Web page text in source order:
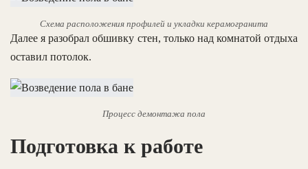
Схема расположения профилей и укладки керамогранита
Далее я разобрал обшивку стен, только над комнатой отдыха
оставил потолок.
Процесс демонтажа пола
Подготовка к работе